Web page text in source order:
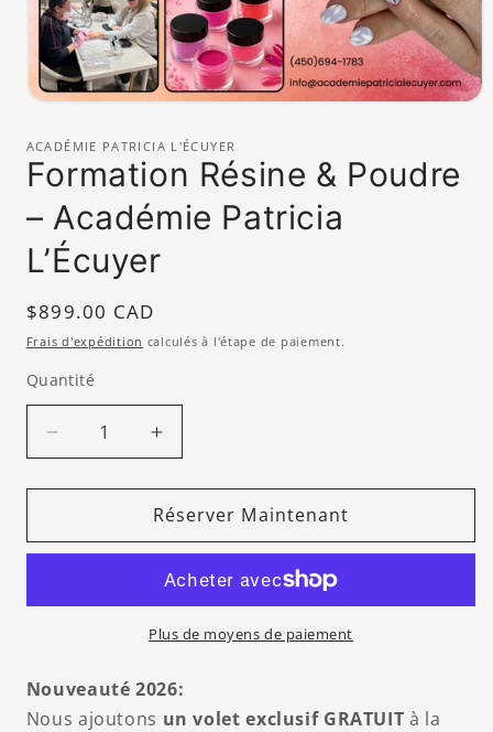
média
1
dans
une
fenêtre
modale
ACADÉMIE PATRICIA L'ÉCUYER
Formation Résine & Poudre
– Académie Patricia
L’Écuyer
Prix
habituel
$899.00 CAD
Frais d'expédition calculés à l'étape de paiement.
Quantité
Quantité
Réduire
la
quantité
Formation
Poudre
Patricia
L’Écuyer
Augmenter
la
quantité
de
Formation
&amp;
Poudre
–
Patricia
L’Écuyer
Réserver Maintenant
Plus de moyens de paiement
Nouveauté 2026:
Nous ajoutons un volet exclusif GRATUIT à la